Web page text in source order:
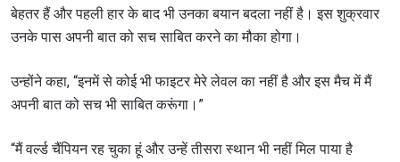
बेहतर हैं और पहली हार के बाद भी उनका बयान बदला नहीं है। इस शुक्रवार
उनके पास अपनी बात को सच साबित करने का मौका होगा।
उन्होंने कहा, “इनमें से कोई भी फाइटर मेरे लेवल का नहीं है और इस मैच में मैं
अपनी बात को सच भी साबित करूंगा।”
“मैं वर्ल्ड चैंपियन रह चुका हूं और उन्हें तीसरा स्थान भी नहीं मिल पाया है